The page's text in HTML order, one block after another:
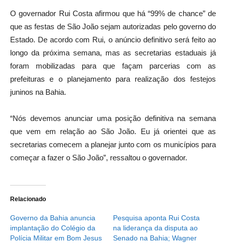
O governador Rui Costa afirmou que há “99% de chance” de
que as festas de São João sejam autorizadas pelo governo do
Estado. De acordo com Rui, o anúncio definitivo será feito ao
longo da próxima semana, mas as secretarias estaduais já
foram mobilizadas para que façam parcerias com as
prefeituras e o planejamento para realização dos festejos
juninos na Bahia.
“Nós devemos anunciar uma posição definitiva na semana
que vem em relação ao São João. Eu já orientei que as
secretarias comecem a planejar junto com os municípios para
começar a fazer o São João”, ressaltou o governador.
Relacionado
Governo da Bahia anuncia
implantação do Colégio da
Polícia Militar em Bom Jesus
Pesquisa aponta Rui Costa
na liderança da disputa ao
Senado na Bahia; Wagner